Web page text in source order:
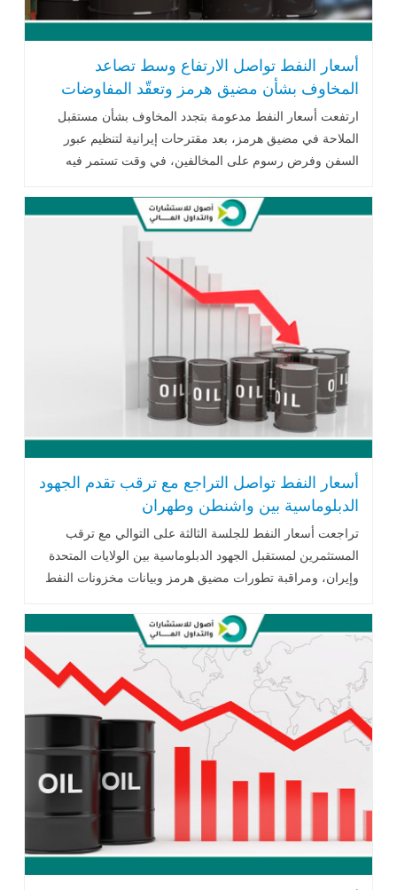
أسعار النفط تواصل الارتفاع وسط تصاعد
المخاوف بشأن مضيق هرمز وتعقّد المفاوضات
حول الملاحة
ارتفعت أسعار النفط مدعومة بتجدد المخاوف بشأن مستقبل
الملاحة في مضيق هرمز، بعد مقترحات إيرانية لتنظيم عبور
السفن وفرض رسوم على المخالفين، في وقت تستمر فيه
داخل أسواق الطاقة العالمية.
أسعار النفط تواصل التراجع مع ترقب تقدم الجهود
الدبلوماسية بين واشنطن وطهران
تراجعت أسعار النفط للجلسة الثالثة على التوالي مع ترقب
المستثمرين لمستقبل الجهود الدبلوماسية بين الولايات المتحدة
وإيران، ومراقبة تطورات مضيق هرمز وبيانات مخزونات النفط